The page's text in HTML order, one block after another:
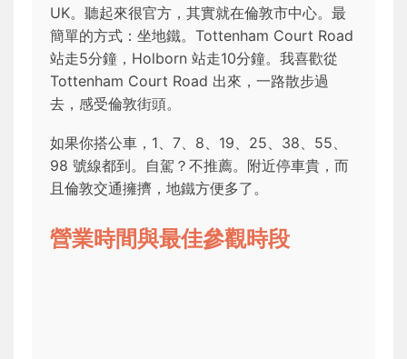
UK。聽起來很官方，其實就在倫敦市中心。最
簡單的方式：坐地鐵。Tottenham Court Road
站走5分鐘，Holborn 站走10分鐘。我喜歡從
Tottenham Court Road 出來，一路散步過
去，感受倫敦街頭。
如果你搭公車，1、7、8、19、25、38、55、
98 號線都到。自駕？不推薦。附近停車貴，而
且倫敦交通擁擠，地鐵方便多了。
營業時間與最佳參觀時段